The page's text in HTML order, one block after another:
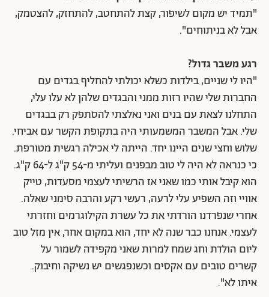
"תמיד יש מקום לשיפור, קצת להתחטב, להתחזק, להצטמק,
אבל לא בניתוחים".
רגע משבר גדול?
"היו לי שניים, בילדות כשלא יכולתי להחליף בגדים עם
החברות שלי שהיו רזות ממני והבגדים שלהן לא עלו עלי,
התחלנו לצאת עם בנים ואני נאלצתי להסתפק רק בבגדים
שלי. אבל המשבר המשמעותי היה בתקופת הקשר עם אביחי.
שלוש וחצי שנים היינו יחד. הייתה לי אכילה רגשית מטורפת.
כי כנראה לא היה לי טוב מבפנים ועליתי מ-54 ק"ג ל-64 ק"ג.
הוא קיבל אותי כמו שאני אז הרשיתי לעצמי מסעדות, טייק
אוויי וזה השפיע עלי לרעה, רעשי רקע והרבה סימני שאלה.
אחרי שנפרדנו הורדתי את כל עשרת הקילוגרמים וחזרתי
לעצמי. אנחנו כבר שנה לא יחד, הוא במקום אחר, אין מזל טוב
ליום הולדת וחג שמח למרות שאני מקפידה לשמור על
קשרים טובים עם אקסים וכשנפגשים יש נשיקה וחיבוק.
איתו לא".